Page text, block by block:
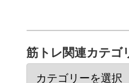
筋トレ関連カテゴ